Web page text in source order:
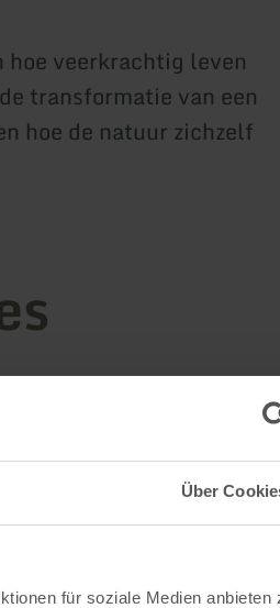
Über
für soziale Medien anbieten
veerkrachtig leven
transformatie van een
hoe de natuur zichzelf